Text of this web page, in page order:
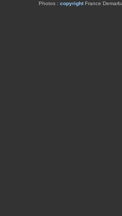
Photos : copyrightFrance